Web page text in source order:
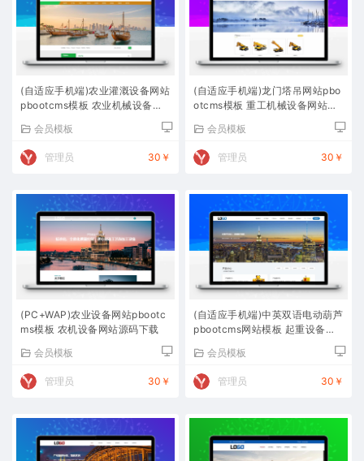
(自适应手机端)农业灌溉设备网站
pbootcms模板 农业机械设备网
会员模板
管理员 30￥
(自适应手机端)龙门塔吊网站pbo
otcms模板 重工机械设备网站源
会员模板
管理员 30￥
(PC+WAP)农业设备网站pbootc
ms模板 农机设备网站源码下载
会员模板
管理员 30￥
(自适应手机端)中英双语电动葫芦
pbootcms网站模板 起重设备网
会员模板
管理员 30￥